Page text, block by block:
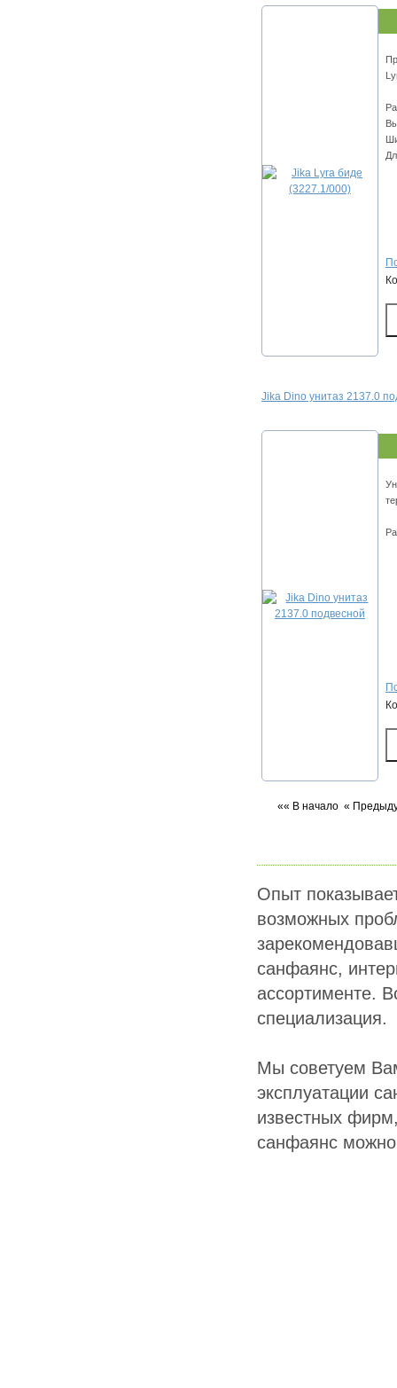
Jika Dino унитаз 2137.0
«« В начало «
Опыт
возможных
санфаянс,
ассортименте.
специализация.
Мы советуем
эксплуатации
известных
санфаянс